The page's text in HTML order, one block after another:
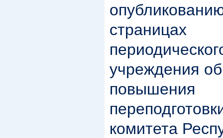
учреждения
повышения
комитета